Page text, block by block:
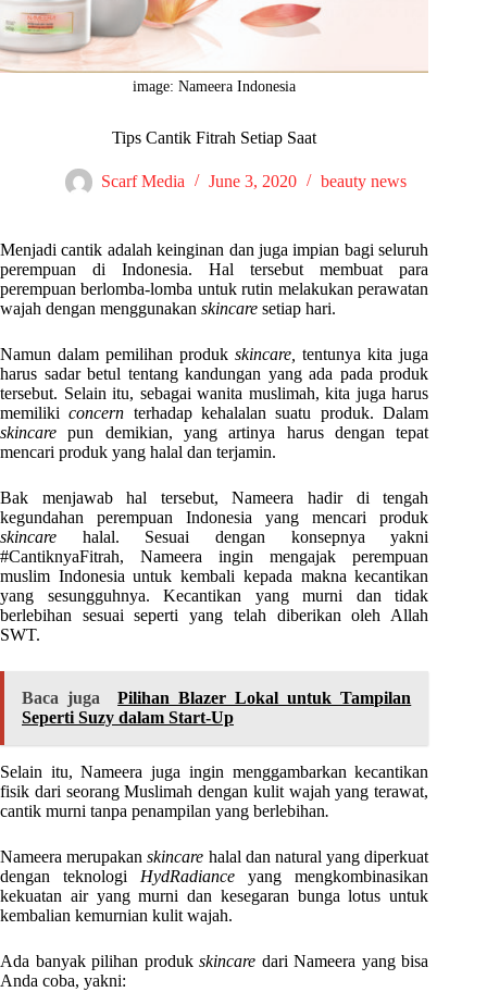
image: Nameera Indonesia
Tips Cantik Fitrah Setiap Saat
Scarf Media June 3, 2020 beauty news
Menjadi cantik adalah keinginan dan juga impian bagi seluruh
perempuan di Indonesia. Hal tersebut membuat para
perempuan berlomba-lomba untuk rutin melakukan perawatan
wajah dengan menggunakan skincare setiap hari.
Namun dalam pemilihan produkskincare,tentunya kita juga
harus sadar betul tentang kandungan yang ada pada produk
tersebut. Selain itu, sebagai wanita muslimah, kita juga harus
memilikiconcern terhadap kehalalan suatu produk. Dalam
skincarepun demikian, yang artinya harus dengan tepat
mencari produk yang halal dan terjamin.
Bak menjawab hal tersebut, Nameera hadir di tengah
kegundahan perempuan Indonesia yang mencari produk
skincare halal. Sesuai dengan konsepnya yakni
#CantiknyaFitrah, Nameera ingin mengajak perempuan
muslim Indonesia untuk kembali kepada makna kecantikan
yang sesungguhnya. Kecantikan yang murni dan tidak
berlebihan sesuai seperti yang telah diberikan oleh Allah
SWT.
Baca juga
Pilihan Blazer Lokal untuk Tampilan
Seperti Suzy dalam Start-Up
Selain itu, Nameera juga ingin menggambarkan kecantikan
fisik dari seorang Muslimah dengan kulit wajah yang terawat,
cantik murni tanpa penampilan yang berlebihan.
Nameera merupakanskincare halal dan natural yang diperkuat
dengan teknologi HydRadianceyang mengkombinasikan
kekuatan air yang murni dan kesegaran bunga lotus untuk
kembalian kemurnian kulit wajah.
Ada banyak pilihan produkskincare dari Nameera yang bisa
Anda coba, yakni: